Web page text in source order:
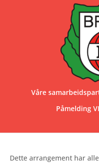
Våre
Påmelding
Dette arrangement har